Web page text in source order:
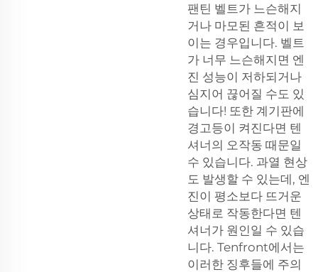
팬틴 벨트가 느슨해지
거나 마모된 흔적이 보
이는 경우입니다. 벨트
가 너무 느슨해지면 엔
진 성능이 저하되거나
심지어 끊어질 수도 있
습니다! 또한 계기판에
경고등이 켜진다면 텐
셔너의 오작동 때문일
수 있습니다. 과열 현상
도 발생할 수 있는데, 엔
진이 평소보다 뜨거운
상태로 작동한다면 텐
셔너가 원인일 수 있습
니다. Tenfront에서는
이러한 징후들에 주의